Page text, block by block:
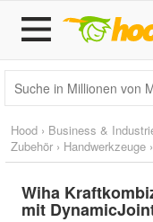
Hood › Business &
Zubehör › Handwerkzeuge ›
Wiha
mit